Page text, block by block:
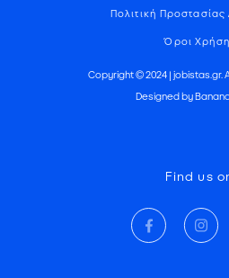
Πολιτική
Όροι
Copyright © 2024 | jobistas.gr.
Designed by
Find us